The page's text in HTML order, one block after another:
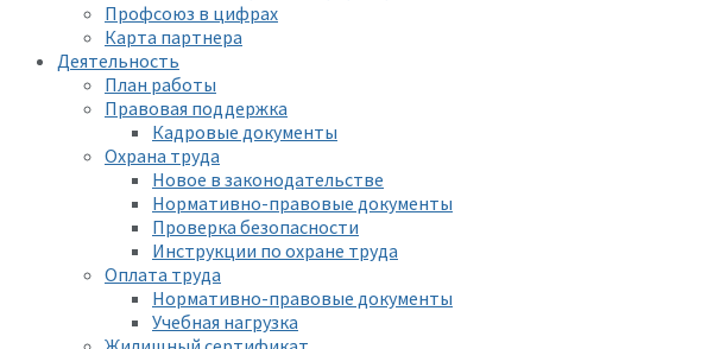
Профсоюз в цифрах
Карта партнера
Деятельность
План работы
Правовая поддержка
Кадровые документы
Охрана труда
Новое в законодательстве
Нормативно-правовые документы
Проверка безопасности
Инструкции по охране труда
Оплата труда
Нормативно-правовые документы
Учебная нагрузка